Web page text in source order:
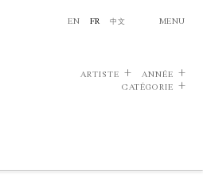
EN FR 中文 MENU
ARTISTE
ANNÉE
CATÉGORIE